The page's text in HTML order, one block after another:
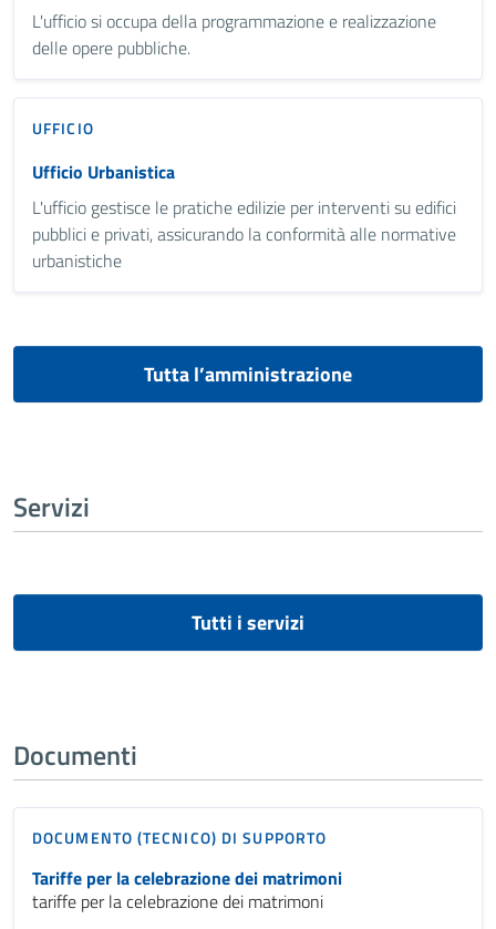
L'ufficio si occupa della programmazione e realizzazione
delle opere pubbliche.
UFFICIO
Ufficio Urbanistica
L'ufficio gestisce le pratiche edilizie per interventi su edifici
pubblici e privati, assicurando la conformità alle normative
urbanistiche
Tutta l’amministrazione
Servizi
Tutti i servizi
Documenti
DOCUMENTO (TECNICO) DI SUPPORTO
Tariffe per la celebrazione dei matrimoni
tariffe per la celebrazione dei matrimoni